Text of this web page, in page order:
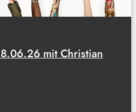
mit Christian